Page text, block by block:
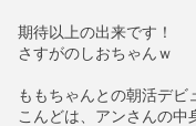
期待以上の出来です！
さすがのしおちゃんｗ
ももちゃんとの朝活デビ
こんどは、アンさんの中